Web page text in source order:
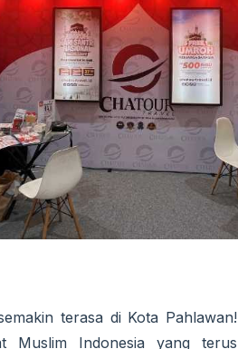
terasa di Kota Pahlawan!
Muslim Indonesia yang terus